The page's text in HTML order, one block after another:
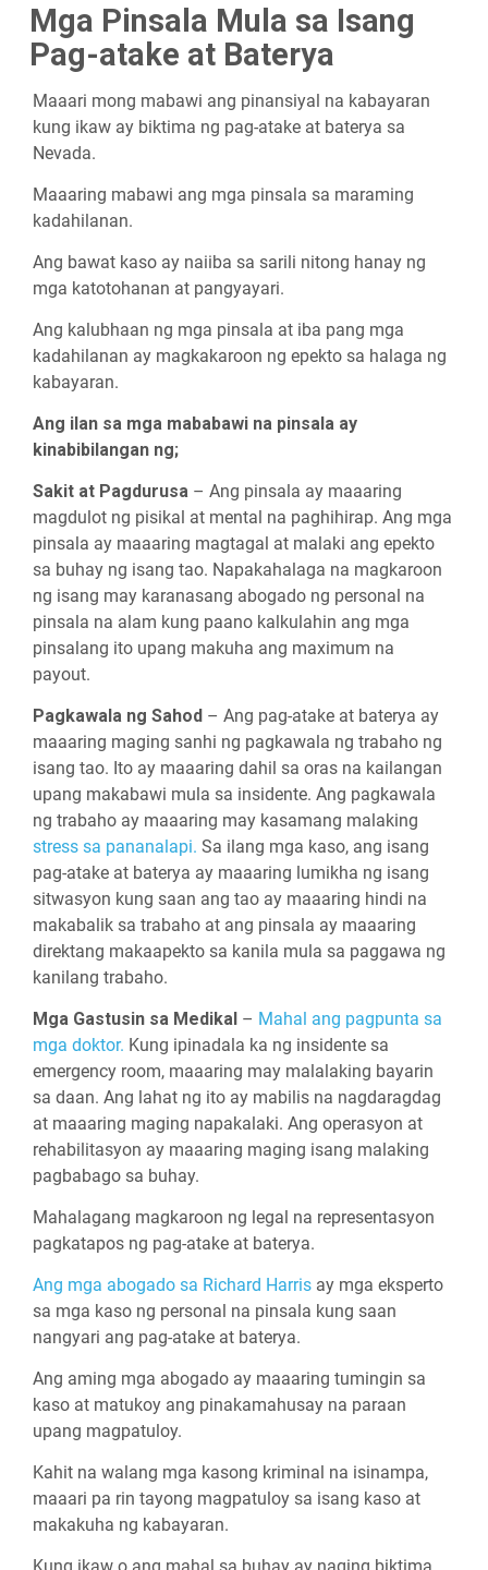
Mga Pinsala Mula sa Isang
Pag-atake at Baterya
Maaari mong mabawi ang pinansiyal na kabayaran
kung ikaw ay biktima ng pag-atake at baterya sa
Nevada.
Maaaring mabawi ang mga pinsala sa maraming
kadahilanan.
Ang bawat kaso ay naiiba sa sarili nitong hanay ng
mga katotohanan at pangyayari.
Ang kalubhaan ng mga pinsala at iba pang mga
kadahilanan ay magkakaroon ng epekto sa halaga ng
kabayaran.
Ang ilan sa mga mababawi na pinsala ay
kinabibilangan ng;
Sakit at Pagdurusa – Ang pinsala ay maaaring
magdulot ng pisikal at mental na paghihirap. Ang mga
pinsala ay maaaring magtagal at malaki ang epekto
sa buhay ng isang tao. Napakahalaga na magkaroon
ng isang may karanasang abogado ng personal na
pinsala na alam kung paano kalkulahin ang mga
pinsalang ito upang makuha ang maximum na
payout.
Pagkawala ng Sahod – Ang pag-atake at baterya ay
maaaring maging sanhi ng pagkawala ng trabaho ng
isang tao. Ito ay maaaring dahil sa oras na kailangan
upang makabawi mula sa insidente. Ang pagkawala
ng trabaho ay maaaring may kasamang malaking
stress sa pananalapi. Sa ilang mga kaso, ang isang
pag-atake at baterya ay maaaring lumikha ng isang
sitwasyon kung saan ang tao ay maaaring hindi na
makabalik sa trabaho at ang pinsala ay maaaring
direktang makaapekto sa kanila mula sa paggawa ng
kanilang trabaho.
Mga Gastusin sa Medikal – Mahal ang pagpunta sa
mga doktor. Kung ipinadala ka ng insidente sa
emergency room, maaaring may malalaking bayarin
sa daan. Ang lahat ng ito ay mabilis na nagdaragdag
at maaaring maging napakalaki. Ang operasyon at
rehabilitasyon ay maaaring maging isang malaking
pagbabago sa buhay.
Mahalagang magkaroon ng legal na representasyon
pagkatapos ng pag-atake at baterya.
Ang mga abogado sa Richard Harris ay mga eksperto
sa mga kaso ng personal na pinsala kung saan
nangyari ang pag-atake at baterya.
Ang aming mga abogado ay maaaring tumingin sa
kaso at matukoy ang pinakamahusay na paraan
upang magpatuloy.
Kahit na walang mga kasong kriminal na isinampa,
maaari pa rin tayong magpatuloy sa isang kaso at
makakuha ng kabayaran.
Kung ikaw o ang mahal sa buhay ay naging biktima